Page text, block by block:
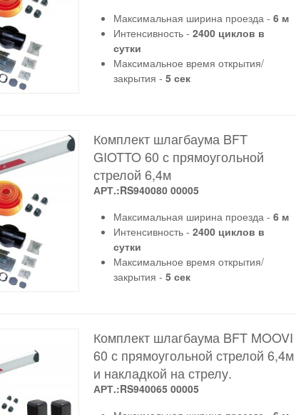
Максимальная ширина проезда - 6 м
Интенсивность - 2400 циклов в
сутки
Максимальное время открытия/
закрытия - 5 сек
Комплект шлагбаума BFT
GIOTTO 60 с прямоугольной
стрелой 6,4м
АРТ.:RS940080 00005
Максимальная ширина проезда - 6 м
Интенсивность - 2400 циклов в
сутки
Максимальное время открытия/
закрытия - 5 сек
Комплект шлагбаума BFT MOOVI
60 с прямоугольной стрелой 6,4м
и накладкой на стрелу.
АРТ.:RS940065 00005